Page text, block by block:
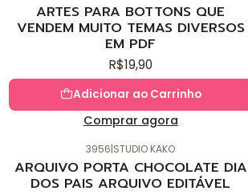
ARTES PARA BOTTONS QUE
VENDEM MUITO TEMAS DIVERSOS
EM PDF
R$19,90
Adicionar ao Carrinho
Comprar agora
3956|STUDIO KAKO
ARQUIVO PORTA CHOCOLATE DIA
DOS PAIS ARQUIVO EDITÁVEL